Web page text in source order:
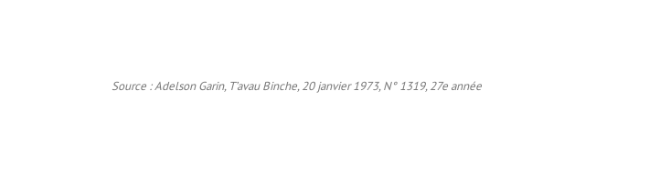
Source : Adelson Garin, T’avau Binche, 20 janvier 1973, N° 1319, 27e année